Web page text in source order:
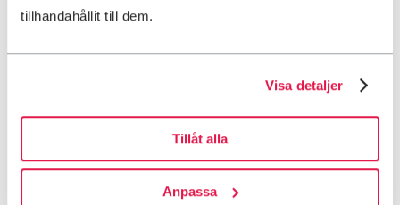
tillhandahållit till dem.
Visa detaljer
Tillåt alla
Anpassa
<1 km till skidbacke